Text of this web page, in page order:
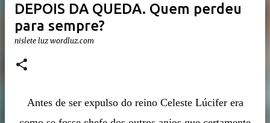
DEPOIS DA QUEDA. Quem perdeu
para sempre?
nislete luz wordluz.com
Antes de ser expulso do reino Celeste Lúcifer era